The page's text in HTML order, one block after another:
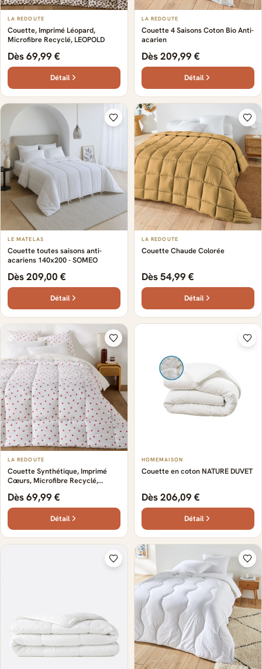
LA REDOUTE
Couette, Imprimé Léopard,
Microfibre Recyclé, LEOPOLD
Dès 69,99 €
Détail
LA REDOUTE
Couette 4 Saisons Coton Bio Anti-
acarien
Dès 209,99 €
Détail
LE MATELAS
Couette toutes saisons anti-
acariens 140x200 - SOMEO
Dès 209,00 €
Détail
LA REDOUTE
Couette Chaude Colorée
Dès 54,99 €
Détail
LA REDOUTE
Couette Synthétique, Imprimé
Cœurs, Microfibre Recyclé,
Dès 69,99 €
Détail
HOMEMAISON
Couette en coton NATURE DUVET
Dès 206,09 €
Détail